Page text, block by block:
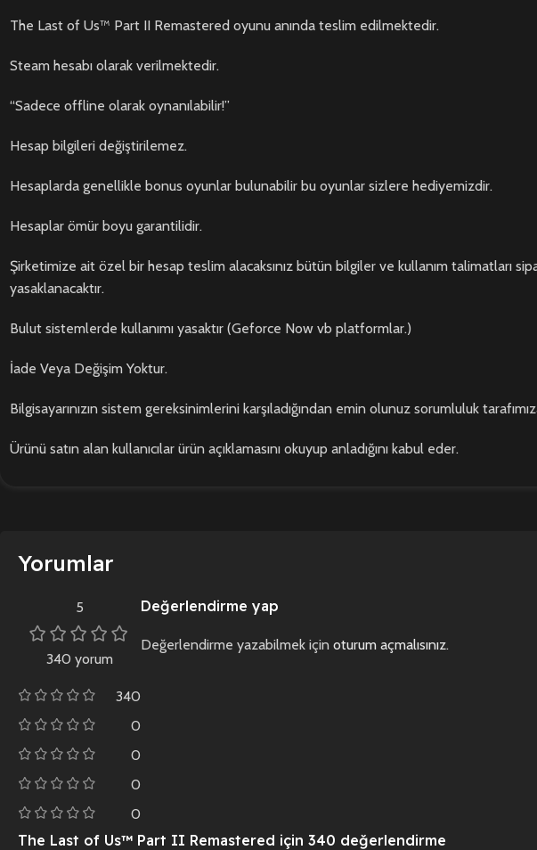
The Last of Us™ Part II Remastered oyunu anında teslim edilmektedir.
Steam hesabı olarak verilmektedir.
“Sadece offline olarak oynanılabilir!”
Hesap bilgileri değiştirilemez.
Hesaplarda genellikle bonus oyunlar bulunabilir bu oyunlar sizlere hediyemizdir.
Hesaplar ömür boyu garantilidir.
Şirketimize ait özel bir hesap teslim alacaksınız bütün bilgiler ve kullanım talimatları
yasaklanacaktır.
Bulut sistemlerde kullanımı yasaktır (Geforce Now vb platformlar.)
İade Veya Değişim Yoktur.
Bilgisayarınızın sistem gereksinimlerini karşıladığından emin olunuz sorumluluk
Ürünü satın alan kullanıcılar ürün açıklamasını okuyup anladığını kabul eder.
Yorumlar
5
340 yorum
340
0
0
0
0
The Last of Us™ Part II Remastered için 340 değerlendirme
Değerlendirme yap
Değerlendirme yazabilmek için oturum açmalısınız.